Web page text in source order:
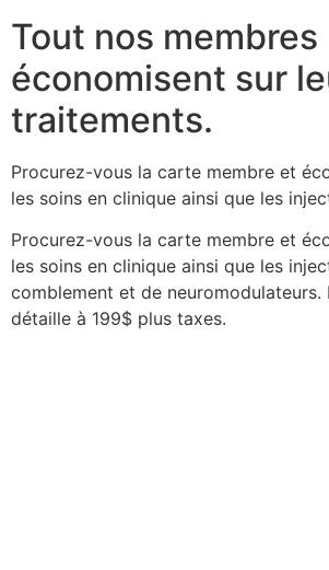
Tout nos membres
économisent sur
traitements.
Procurez-vous la carte membre et
les soins en clinique ainsi que les
Procurez-vous la carte membre et
les soins en clinique ainsi que les
comblement et de neuromodulateurs.
détaille à 199$ plus taxes.